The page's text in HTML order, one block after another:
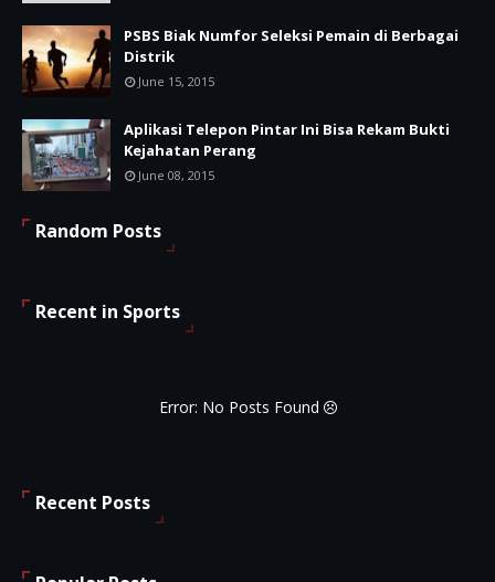
PSBS Biak Numfor Seleksi Pemain di Berbagai
Distrik
June 15, 2015
Aplikasi Telepon Pintar Ini Bisa Rekam Bukti
Kejahatan Perang
June 08, 2015
Random Posts
Recent in Sports
Error: No Posts Found
Recent Posts